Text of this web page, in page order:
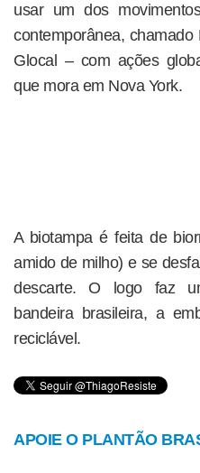
usar um dos
contemporânea,
Glocal – com ações
que mora em Nova York.
A biotampa é feita de
amido de milho) e se
descarte. O logo faz
bandeira brasileira, a
reciclável.
APOIE O PLANTÃO